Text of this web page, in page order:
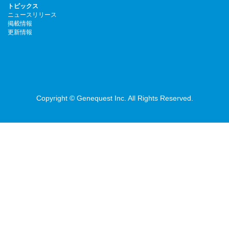
トピックス
ニュースリリース
掲載情報
更新情報
Copyright © Genequest Inc. All Rights Reserved.